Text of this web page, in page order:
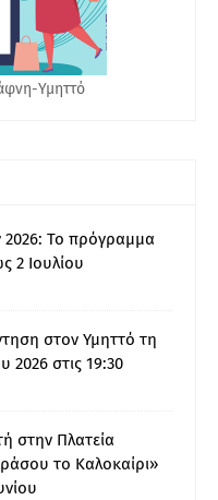
Υμηττό
Το πρόγραμμα
2 Ιουλίου
στον Υμηττό τη
2026 στις 19:30
στην Πλατεία
το Καλοκαίρι»